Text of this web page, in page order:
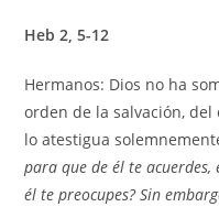
Heb 2, 5-12
Hermanos: Dios no ha
orden de la salvación,
lo atestigua
para que de él te
él te preocupes? Sin